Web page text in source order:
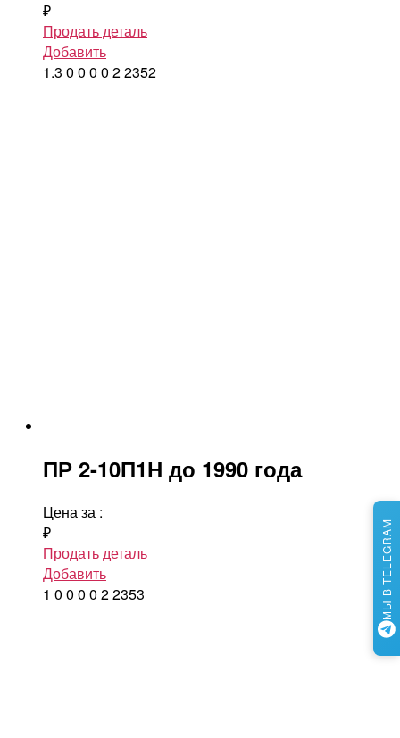
₽
Продать деталь
Добавить
1.3 0 0 0 0 22352
ПР 2-10П1Н до 1990 года
Цена за :
₽
Продать деталь
Добавить
1 0 0 0 0 22353 МЫ В TELEGRAM